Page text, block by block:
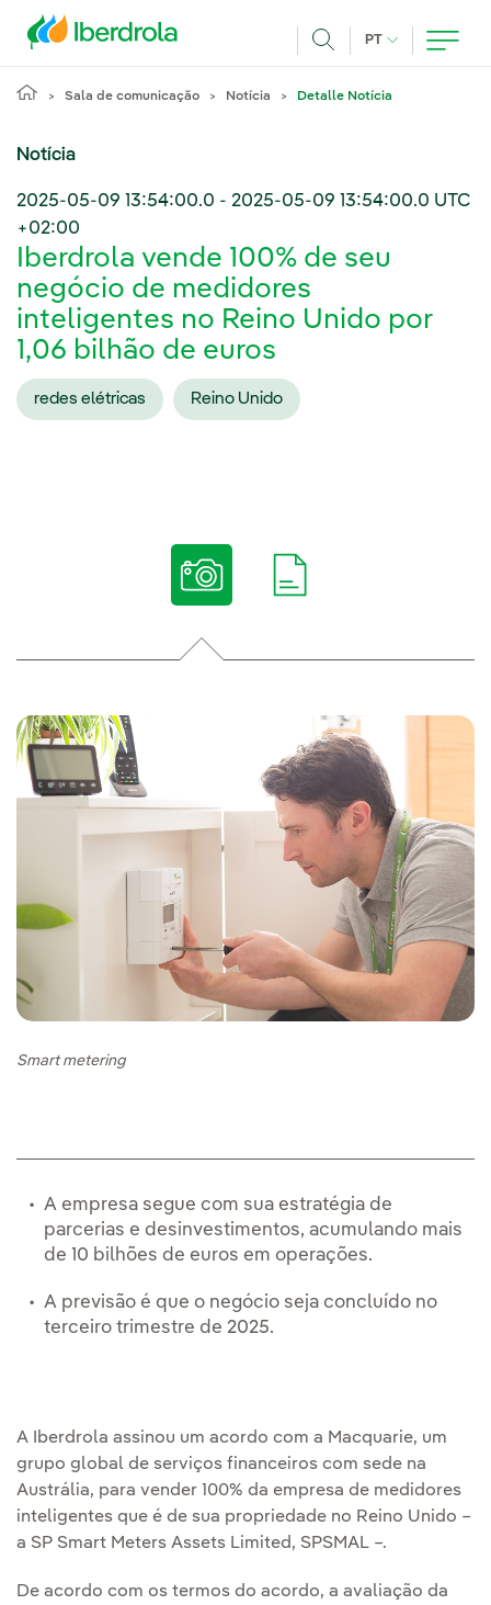
PT IDIOMA ATUAL,
Sala de comunicação Notícia Detalle Notícia
Notícia
2025-05-09 13:54:00.0 - 2025-05-09 13:54:00.0 UTC
+02:00
Iberdrola vende 100% de seu
negócio de medidores
inteligentes no Reino Unido por
1,06 bilhão de euros
redes elétricas Reino Unido
Smart metering
A empresa segue com sua estratégia de
parcerias e desinvestimentos, acumulando mais
de 10 bilhões de euros em operações.
A previsão é que o negócio seja concluído no
terceiro trimestre de 2025.
A Iberdrola assinou um acordo com a Macquarie, um
grupo global de serviços financeiros com sede na
Austrália, para vender 100% da empresa de medidores
inteligentes que é de sua propriedade no Reino Unido –
a SP Smart Meters Assets Limited, SPSMAL –.
De acordo com os termos do acordo, a avaliação da